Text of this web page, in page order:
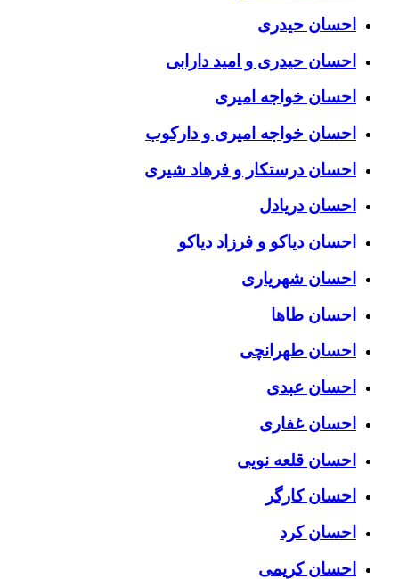
احسان حیدری
احسان حیدری و امید دارابی
احسان خواجه امیری
احسان خواجه امیری و دارکوب
احسان درستكار و فرهاد شيرى
احسان دریادل
احسان دیاکو و فرزاد دیاکو
احسان شهریاری
احسان طاها
احسان طهرانچی
احسان عبدی
احسان غفاری
احسان قلعه نویی
احسان کارگر
احسان کرد
احسان کریمی